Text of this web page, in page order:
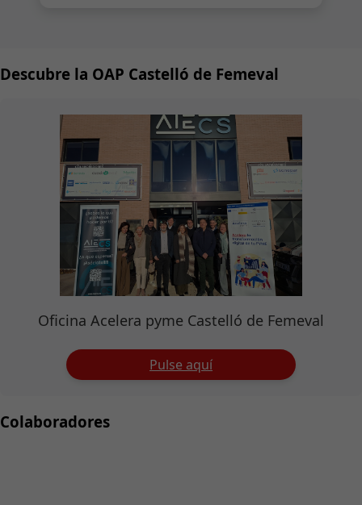
Descubre la OAP Castelló de Femeval
Oficina Acelera pyme Castelló de Femeval
Pulse aquí
Colaboradores